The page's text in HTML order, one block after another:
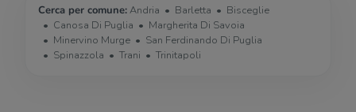
Cerca per comune:Andria Barletta
Bisceglie
Canosa Di Puglia
Margherita Di Savoia
Minervino Murge
San Ferdinando Di Puglia
Spinazzola
Trani Trinitapoli